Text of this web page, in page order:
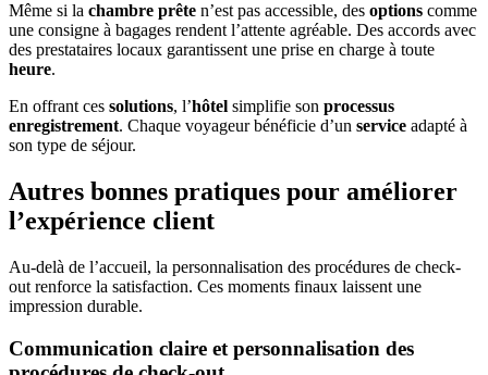
Même si la chambre prête n’est pas accessible, des options comme
une consigne à bagages rendent l’attente agréable. Des accords avec
des prestataires locaux garantissent une prise en charge à toute
heure.
En offrant ces solutions, l’hôtel simplifie son processus
enregistrement. Chaque voyageur bénéficie d’un service adapté à
son type de séjour.
Autres bonnes pratiques pour améliorer
l’expérience client
Au-delà de l’accueil, la personnalisation des procédures de check-
out renforce la satisfaction. Ces moments finaux laissent une
impression durable.
Communication claire et personnalisation des